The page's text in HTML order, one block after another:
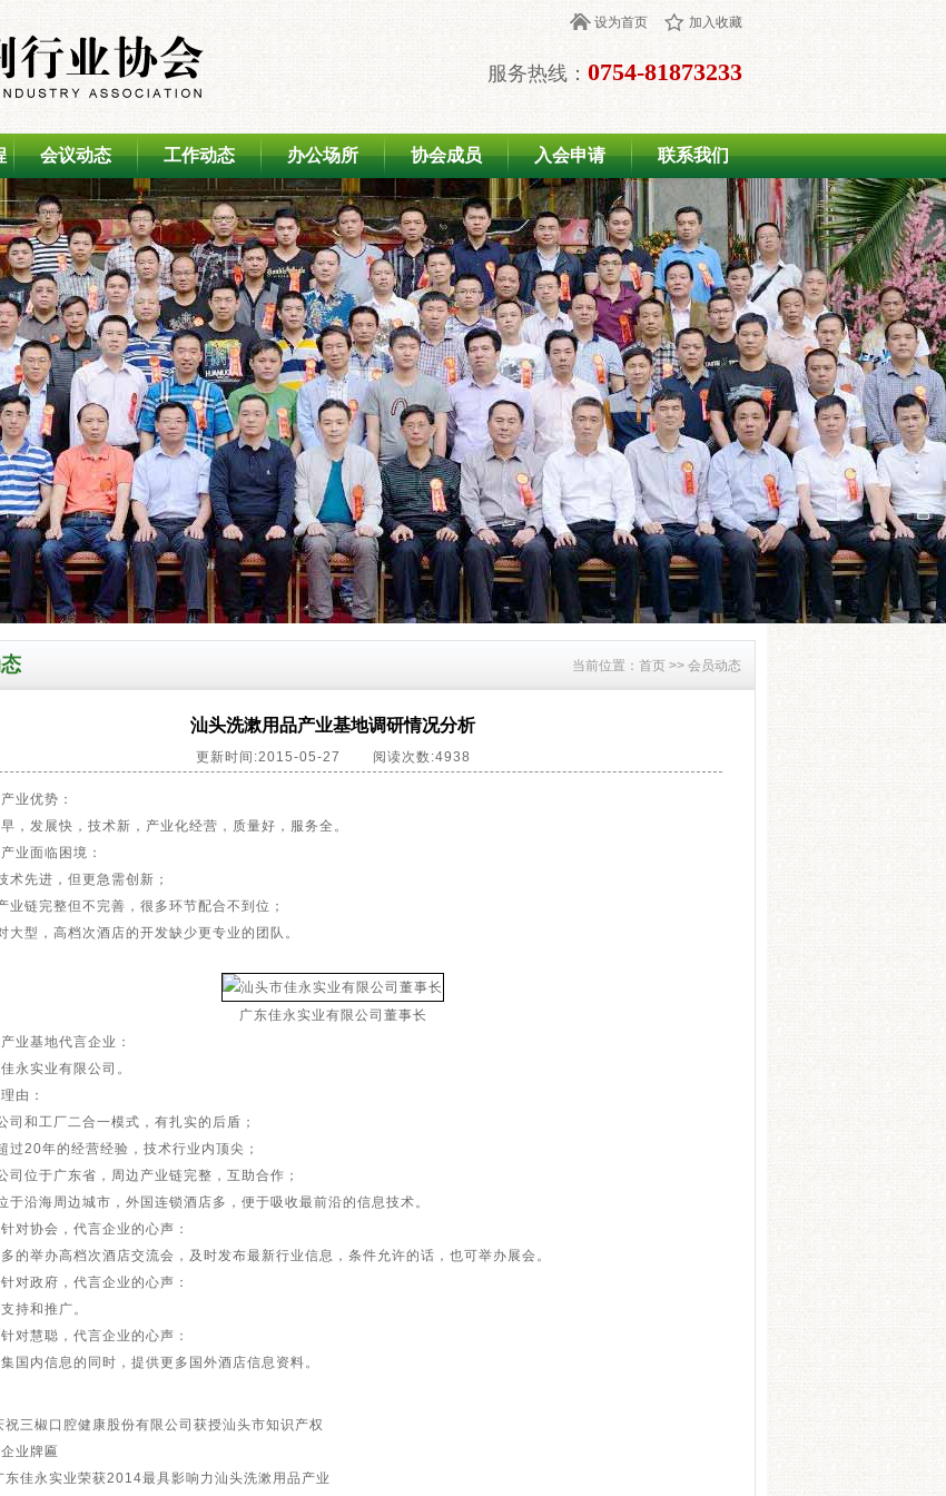
服务热线： 0754-81873233
设为首页 加入收藏
会议动态 工作动态 办公场所 协会成员 入会申请 联系我们
当前位置： 首页 >> 会员动态
汕头洗漱用品产业基地调研情况分析
更新时间:2015-05-27 阅读次数:4938
优势：
发展快，技术新，产业化经营，质量好，服务全。
面临困境：
先进，但更急需创新；
链完整但不完善，很多环节配合不到位；
型，高档次酒店的开发缺少更专业的团队。
广东佳永实业有限公司董事长
基地代言企业：
实业有限公司。
由：
和工厂二合一模式，有扎实的后盾；
20年的经营经验，技术行业内顶尖；
位于广东省，周边产业链完整，互助合作；
沿海周边城市，外国连锁酒店多，便于吸收最前沿的信息技术。
协会，代言企业的心声：
举办高档次酒店交流会，及时发布最新行业信息，条件允许的话，也可举办展会。
政府，代言企业的心声：
和推广。
慧聪，代言企业的心声：
内信息的同时，提供更多国外酒店信息资料。
祝三椒口腔健康股份有限公司获授汕头市知识产权
业牌匾
东佳永实业荣获2014最具影响力汕头洗漱用品产业